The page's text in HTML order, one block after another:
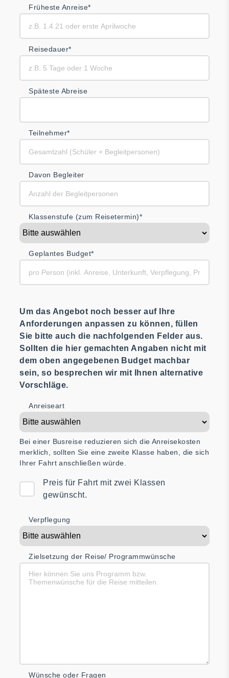
Früheste Anreise*
Reisedauer*
Späteste Abreise
Teilnehmer*
Davon Begleiter
Klassenstufe (zum Reisetermin)*
Geplantes Budget*
Um das Angebot noch besser auf Ihre
Anforderungen anpassen zu können, füllen
Sie bitte auch die nachfolgenden Felder aus.
Sollten die hier gemachten Angaben nicht mit
dem oben angegebenen Budget machbar
sein, so besprechen wir mit Ihnen alternative
Vorschläge.
Anreiseart
Bei einer Busreise reduzieren sich die Anreisekosten
merklich, sollten Sie eine zweite Klasse haben, die sich
Ihrer Fahrt anschließen würde.
Preis für Fahrt mit zwei Klassen
gewünscht.
Verpflegung
Zielsetzung der Reise/ Programmwünsche
Wünsche oder Fragen